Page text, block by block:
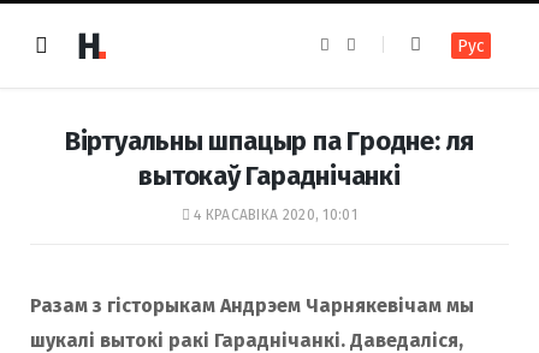
e
o
k
t
r
a
m
Рус
Віртуальны шпацыр па Гродне: ля
вытокаў Гараднічанкі
4 КРАСАВІКА 2020, 10:01
Разам з гісторыкам Андрэем Чарнякевічам мы
шукалі вытокі ракі Гараднічанкі. Даведаліся,